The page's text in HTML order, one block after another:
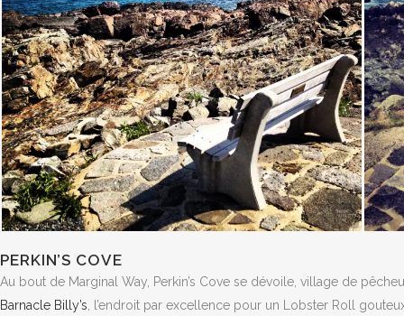
PERKIN’S COVE
Au bout de Marginal Way, Perkin’s Cove se dévoile, village de
Barnacle Billy’s, l’endroit par excellence pour un Lobster Roll